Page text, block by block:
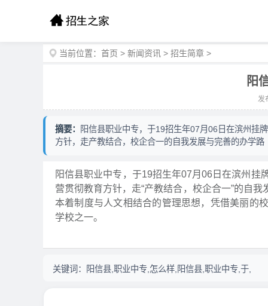
当前位置： 首页 > 新闻资讯 > 招生简章 >
阳
发
摘要：
阳信县职业中专，于19招生年07月06日在滨州挂
方针，走产教结合，校企合一的自我发展与完善的办学路
阳信县职业中专，于19招生年07月06日在滨州
营贯彻教育方针，走“产教结合，校企合一”的自
本着制度与人文相结合的管理思想，凭借美丽的
学校之一。
关键词： 阳信县,职业中专,怎么样,阳信县,职业中专,于,